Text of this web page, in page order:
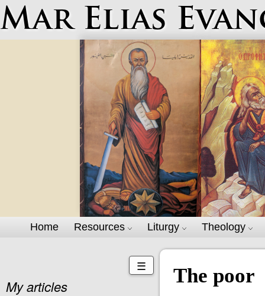
Mar Elias
Home Resources Liturgy Theology
The poor
☰
My articles